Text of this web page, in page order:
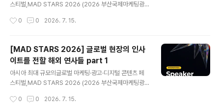
김윤호제일기획Creative Lab / 팀장​ 김윤호 팀장은 제일
는 전문가입니다. 광고제 출품 전략을 수립하고 실행하는
스티벌,MAD STARS 2026 (2026 부산국제마케팅광
전문가들이 MAD STARS 2026 연사로 참여해각 분야
연사를 소개합니다. 영상과 공간을 넘어, 일상의 웰니스를
기획하다Kurando FuruyaTOYOKE Inc.Chief Execu
tive Officer Kurando Furuya는 도쿄의 SAUNAS 브
랜드를 운영하는웰니스 기업 TOYOKE Inc.의 최고경영
의 광고를 제작하는영상 감독으로 경력을 시작한 그..
0 0 2026. 7. 15.
[MAD STARS 2026] 글로벌 현장의 인사
이트를 전할 해외 연사들 part 1
아시아 최대 규모의글로벌 마케팅·광고·디지털 콘텐츠 페
스티벌,MAD STARS 2026 (2026 부산국제마케팅광
해외 전문가들이 MAD STARS 2026 연사로 참여해다
0 0 2026. 7. 15.